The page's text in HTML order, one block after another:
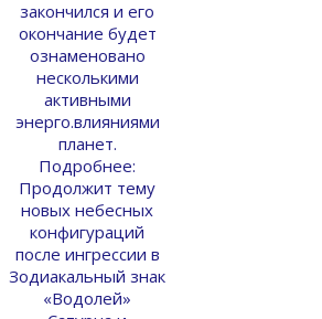
закончился и его
окончание будет
ознаменовано
несколькими
активными
энерго.влияниями
планет.
Подробнее:
Продолжит тему
новых небесных
конфигураций
после ингрессии в
Зодиакальный знак
«Водолей»